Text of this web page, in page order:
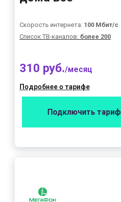
Скорость интернета: 100 Мбит/с
Список ТВ-каналов: более 200
310 руб./месяц
Подробнее о тарифе
Подключить тариф